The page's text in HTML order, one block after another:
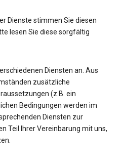
Dienste stimmen Sie diesen
lesen Sie diese sorgfältig
Diensten an. Aus
zusätzliche
(z.B. ein
Bedingungen werden im
Diensten zur
Teil Ihrer Vereinbarung mit uns,